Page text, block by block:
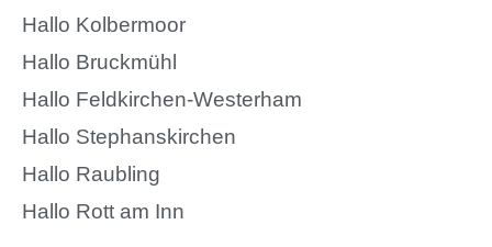
Hallo Kolbermoor
Hallo Bruckmühl
Hallo Feldkirchen-Westerham
Hallo Stephanskirchen
Hallo Raubling
Hallo Rott am Inn